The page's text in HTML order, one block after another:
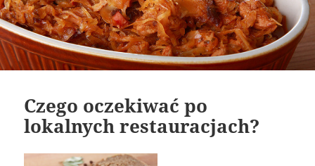
Czego oczekiwać po
lokalnych restauracjach?